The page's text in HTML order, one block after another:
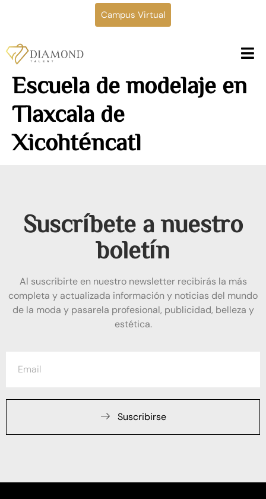
Campus Virtual
Escuela de modelaje en
Tlaxcala de
Xicohténcatl
Suscríbete a nuestro
boletín
Al suscribirte en nuestro newsletter recibirás la más
completa y actualizada información y noticias del mundo
de la moda y pasarela profesional, publicidad, belleza y
estética.
Suscribirse